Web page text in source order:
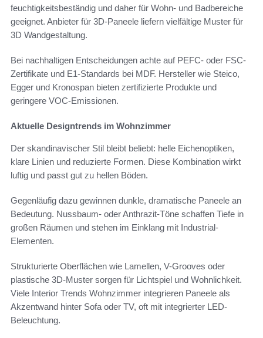
feuchtigkeitsbeständig und daher für Wohn- und Badbereiche
geeignet. Anbieter für 3D-Paneele liefern vielfältige Muster für
3D Wandgestaltung.
Bei nachhaltigen Entscheidungen achte auf PEFC- oder FSC-
Zertifikate und E1-Standards bei MDF. Hersteller wie Steico,
Egger und Kronospan bieten zertifizierte Produkte und
geringere VOC-Emissionen.
Aktuelle Designtrends im Wohnzimmer
Der skandinavischer Stil bleibt beliebt: helle Eichenoptiken,
klare Linien und reduzierte Formen. Diese Kombination wirkt
luftig und passt gut zu hellen Böden.
Gegenläufig dazu gewinnen dunkle, dramatische Paneele an
Bedeutung. Nussbaum- oder Anthrazit-Töne schaffen Tiefe in
großen Räumen und stehen im Einklang mit Industrial-
Elementen.
Strukturierte Oberflächen wie Lamellen, V-Grooves oder
plastische 3D-Muster sorgen für Lichtspiel und Wohnlichkeit.
Viele Interior Trends Wohnzimmer integrieren Paneele als
Akzentwand hinter Sofa oder TV, oft mit integrierter LED-
Beleuchtung.